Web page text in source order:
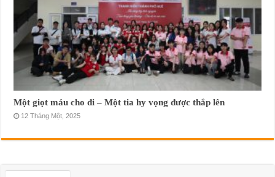
Một giọt máu cho đi – Một tia hy vọng được thắp lên
12 Tháng Một, 2025